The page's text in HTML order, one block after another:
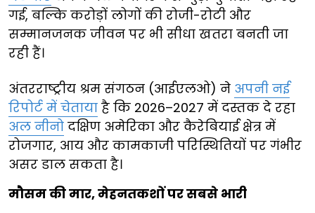
गई, बल्कि करोड़ों लोगों की रोजी-रोटी और
सम्मानजनक जीवन पर भी सीधा खतरा बनती जा
रही हैं।
अंतरराष्ट्रीय श्रम संगठन (आईएलओ) ने अपनी नई
रिपोर्ट में चेताया है कि 2026–2027 में दस्तक दे रहा
अल नीनो दक्षिण अमेरिका और कैरेबियाई क्षेत्र में
रोजगार, आय और कामकाजी परिस्थितियों पर गंभीर
असर डाल सकता है।
मौसम की मार, मेहनतकशों पर सबसे भारी